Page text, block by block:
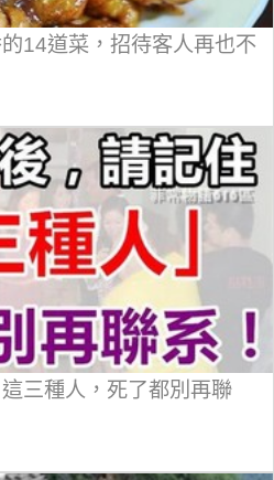
14道菜，招待客人再也不
三種人，死了都別再聯